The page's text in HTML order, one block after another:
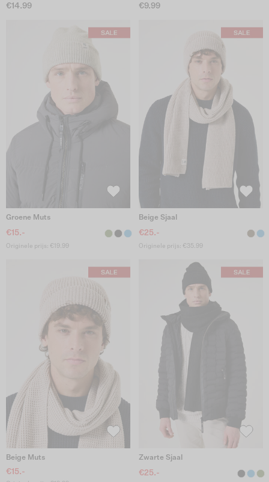
€14.99 €9.99
Groene Muts
€15.-
Originele prijs: €19.99
Beige Sjaal
€25.-
Originele prijs: €35.99
Beige Muts
€15.-
Zwarte Sjaal
€25.-